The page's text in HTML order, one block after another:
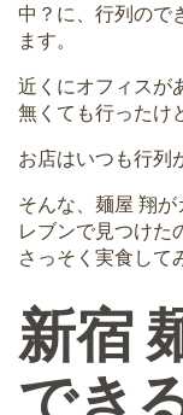
中？に、行列ので
ます。
近くにオフィスが
無くても行ったけ
お店はいつも行列
そんな、麺屋 翔
レブンで見つけた
さっそく実食して
新宿
でき